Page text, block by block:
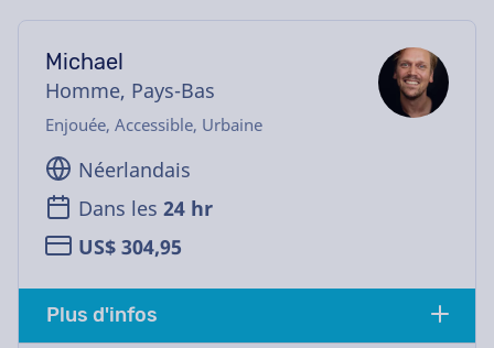
Michael
Homme, Pays-Bas
Enjouée, Accessible, Urbaine
Néerlandais
Dans les 24 hr
US$ 304,95
Plus d'infos